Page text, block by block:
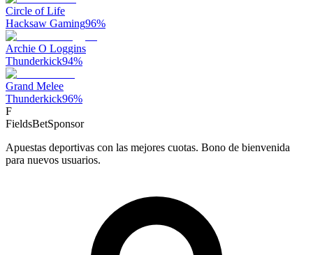
Circle of Life
Hacksaw Gaming96%
Archie O Loggins
Thunderkick94%
Grand Melee
Thunderkick96%
F
FieldsBetSponsor
Apuestas deportivas con las mejores cuotas. Bono de bienvenida
para nuevos usuarios.